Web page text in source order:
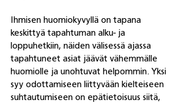
Ihmisen huomiokyvyllä on tapana
keskittyä tapahtuman alku- ja
loppuhetkiin, näiden välisessä ajassa
tapahtuneet asiat jäävät vähemmälle
huomiolle ja unohtuvat helpommin. Yksi
syy odottamiseen liittyvään kielteiseen
suhtautumiseen on epätietoisuus siitä,